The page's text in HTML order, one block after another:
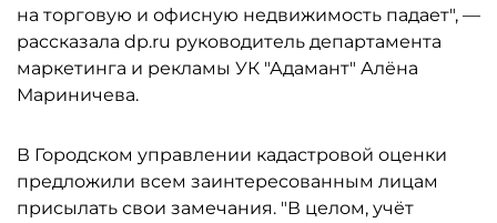
на торговую и офисную недвижимость падает", —
рассказала dp.ru руководитель департамента
маркетинга и рекламы УК "Адамант" Алёна
Мариничева.
В Городском управлении кадастровой оценки
предложили всем заинтересованным лицам
присылать свои замечания. "В целом, учёт